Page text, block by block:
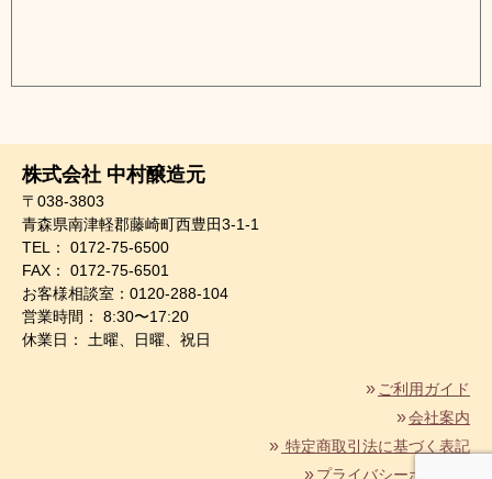
株式会社 中村醸造元
〒038-3803
青森県南津軽郡藤崎町西豊田3-1-1
TEL： 0172-75-6500
FAX： 0172-75-6501
お客様相談室：0120-288-104
営業時間： 8:30〜17:20
休業日： 土曜、日曜、祝日
ご利用ガイド
会社案内
特定商取引法に基づく表記
プライバシーポリシー